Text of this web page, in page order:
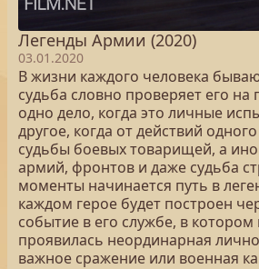
Легенды Армии (2020)
03.01.2020
В жизни каждого человека
судьба словно проверяет его
одно дело, когда это личные
другое, когда от действий
судьбы боевых товарищей, а
армий, фронтов и даже судьба
моменты начинается путь в
каждом герое будет построен
событие в его службе, в
проявилась неординарная
важное сражение или военная